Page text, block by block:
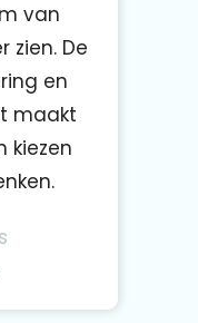
van
zien. De
en
maakt
kiezen